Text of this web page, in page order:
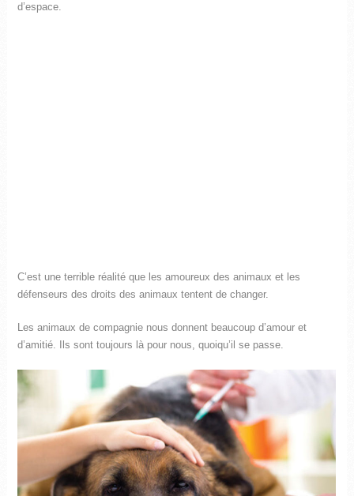
d’espace.
C’est une terrible réalité que les amoureux des animaux et les
défenseurs des droits des animaux tentent de changer.
Les animaux de compagnie nous donnent beaucoup d’amour et
d’amitié. Ils sont toujours là pour nous, quoiqu’il se passe.